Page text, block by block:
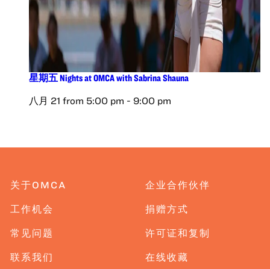
星期五 Nights at OMCA with Sabrina Shauna
八月 21 from 5:00 pm - 9:00 pm
关于OMCA
工作机会
常见问题
联系我们
企业合作伙伴
捐赠方式
许可证和复制
在线收藏